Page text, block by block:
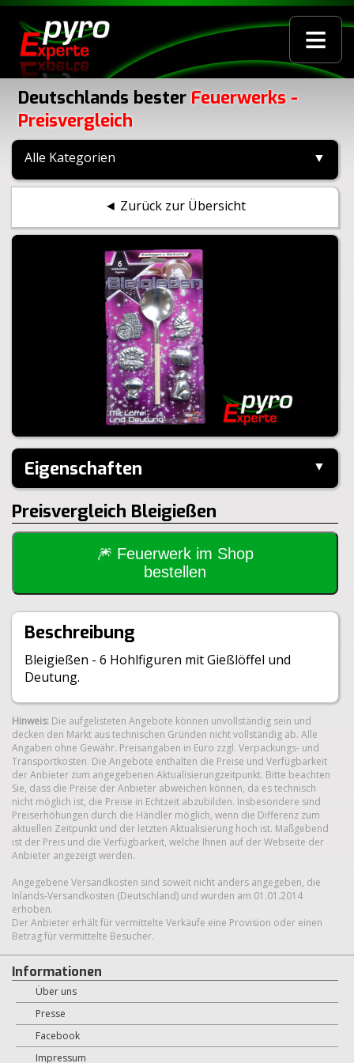
≡
Deutschlands bester Feuerwerks -
Preisvergleich
Alle Kategorien ▼
◄ Zurück zur Übersicht
Eigenschaften ▼
Hersteller: Weco
Preisvergleich Bleigießen
🎆 Feuerwerk im Shop
bestellen
Beschreibung
Bleigießen - 6 Hohlfiguren mit Gießlöffel und
Deutung.
Hinweis: Die aufgelisteten Angebote können unvollständig sein und
decken den Markt aus technischen Gründen nicht vollständig ab. Alle
Angaben ohne Gewähr. Preisangaben in Euro zzgl. Verpackungs- und
Transportkosten. Die Angebote enthalten die Preise und Verfügbarkeit
der Anbieter zum angegebenen Aktualisierungzeitpunkt. Bitte beachten
Sie, dass die Preise der Anbieter abweichen können, da es technisch
nicht möglich ist, die Preise in Echtzeit abzubilden. Insbesondere sind
Preiserhöhungen durch die Händler möglich, wenn die Differenz zum
aktuellen Zeitpunkt und der letzten Aktualisierung hoch ist. Maßgebend
ist der Preis und die Verfügbarkeit, welche Ihnen auf der Webseite der
Anbieter angezeigt werden.
Angegebene Versandkosten sind soweit nicht anders angegeben, die
Inlands-Versandkosten (Deutschland) und wurden am 01.01.2014
erhoben.
Der Anbieter erhält für vermittelte Verkäufe eine Provision oder einen
Betrag für vermittelte Besucher.
Informationen
Über uns
Presse
Facebook
Impressum